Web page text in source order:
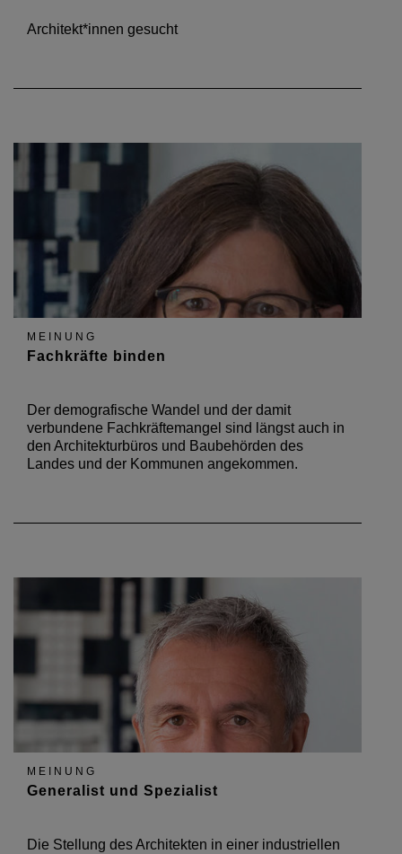
Architekt*innen gesucht
MEINUNG
Fachkräfte binden
Der demografische Wandel und der damit
verbundene Fachkräftemangel sind längst auch in
den Architekturbüros und Baubehörden des
Landes und der Kommunen angekommen.
MEINUNG
Generalist und Spezialist
Die Stellung des Architekten in einer industriellen